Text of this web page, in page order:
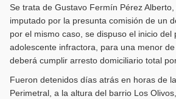
Se trata de Gustavo Fermín Pérez Alberto,
imputado por la presunta comisión de un
por el mismo caso, se dispuso el inicio del
adolescente infractora, para una menor
deberá cumplir arresto domiciliario total
Fueron detenidos días atrás en horas de
Perimetral, a la altura del barrio Los